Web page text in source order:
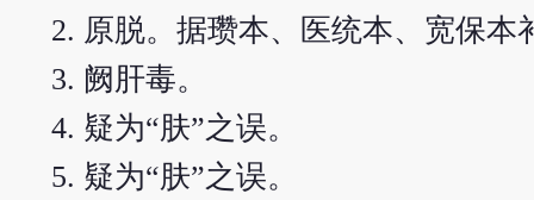
原脱。据瓒本、医统本、宽保本
阙肝毒。
疑为“肤”之误。
疑为“肤”之误。